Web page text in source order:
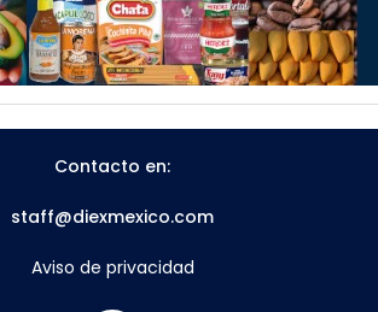
Contacto en:
staff@diexmexico.com
Aviso de privacidad